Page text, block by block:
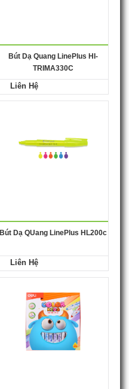
Bút Dạ Quang LinePlus HI-
TRIMA330C
Liên Hệ
Bút Dạ QUang LinePlus HL200c
Liên Hệ